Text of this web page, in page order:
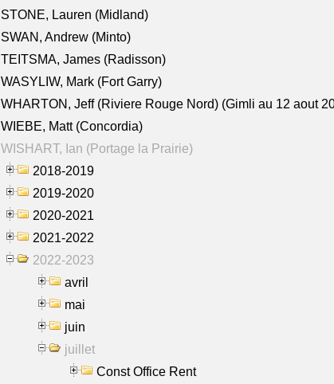
STONE, Lauren (Midland)
SWAN, Andrew (Minto)
TEITSMA, James (Radisson)
WASYLIW, Mark (Fort Garry)
WHARTON, Jeff (Riviere Rouge Nord) (Gimli au 12 aout
WIEBE, Matt (Concordia)
WISHART, Ian (Portage la Prairie)
2018-2019
2019-2020
2020-2021
2021-2022
2022-2023
avril
mai
juin
juillet
Const Office Rent